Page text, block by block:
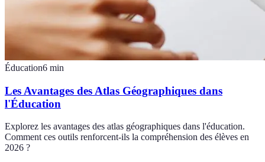
Éducation6 min
Les Avantages des Atlas Géographiques dans
l'Éducation
Explorez les avantages des atlas géographiques dans l'éducation.
Comment ces outils renforcent-ils la compréhension des élèves en
2026 ?